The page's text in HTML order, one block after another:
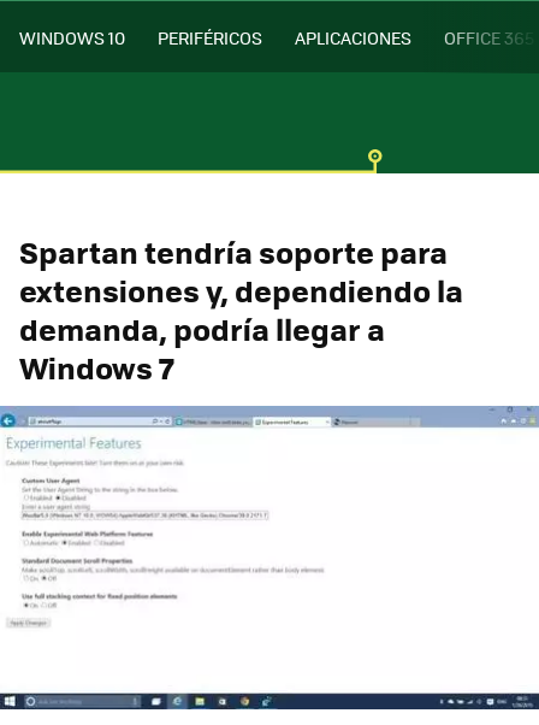
WINDOWS 10 PERIFÉRICOS APLICACIONES OFFICE 365
Spartan tendría soporte para
extensiones y, dependiendo la
demanda, podría llegar a
Windows 7